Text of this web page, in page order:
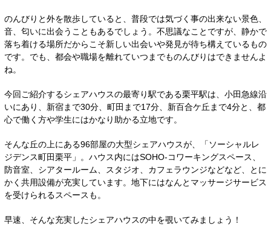
のんびりと外を散歩していると、普段では気づく事の出来ない景色、
音、匂いに出会うこともあるでしょう。不思議なことですが、静かで
落ち着ける場所だからこそ新しい出会いや発見が待ち構えているもの
です。でも、都会や職場を離れていつまでものんびりはできませんよ
ね。
今回ご紹介するシェアハウスの最寄り駅である栗平駅は、小田急線沿
いにあり、新宿まで30分、町田まで17分、新百合ケ丘まで4分と、都
心で働く方や学生にはかなり助かる立地です。
そんな丘の上にある96部屋の大型シェアハウスが、「ソーシャルレ
ジデンス町田栗平」。ハウス内にはSOHO-コワーキングスペース、
防音室、シアタールーム、スタジオ、カフェラウンジなどなど、とに
かく共用設備が充実しています。地下にはなんとマッサージサービス
を受けられるスペースも。
早速、そんな充実したシェアハウスの中を覗いてみましょう！